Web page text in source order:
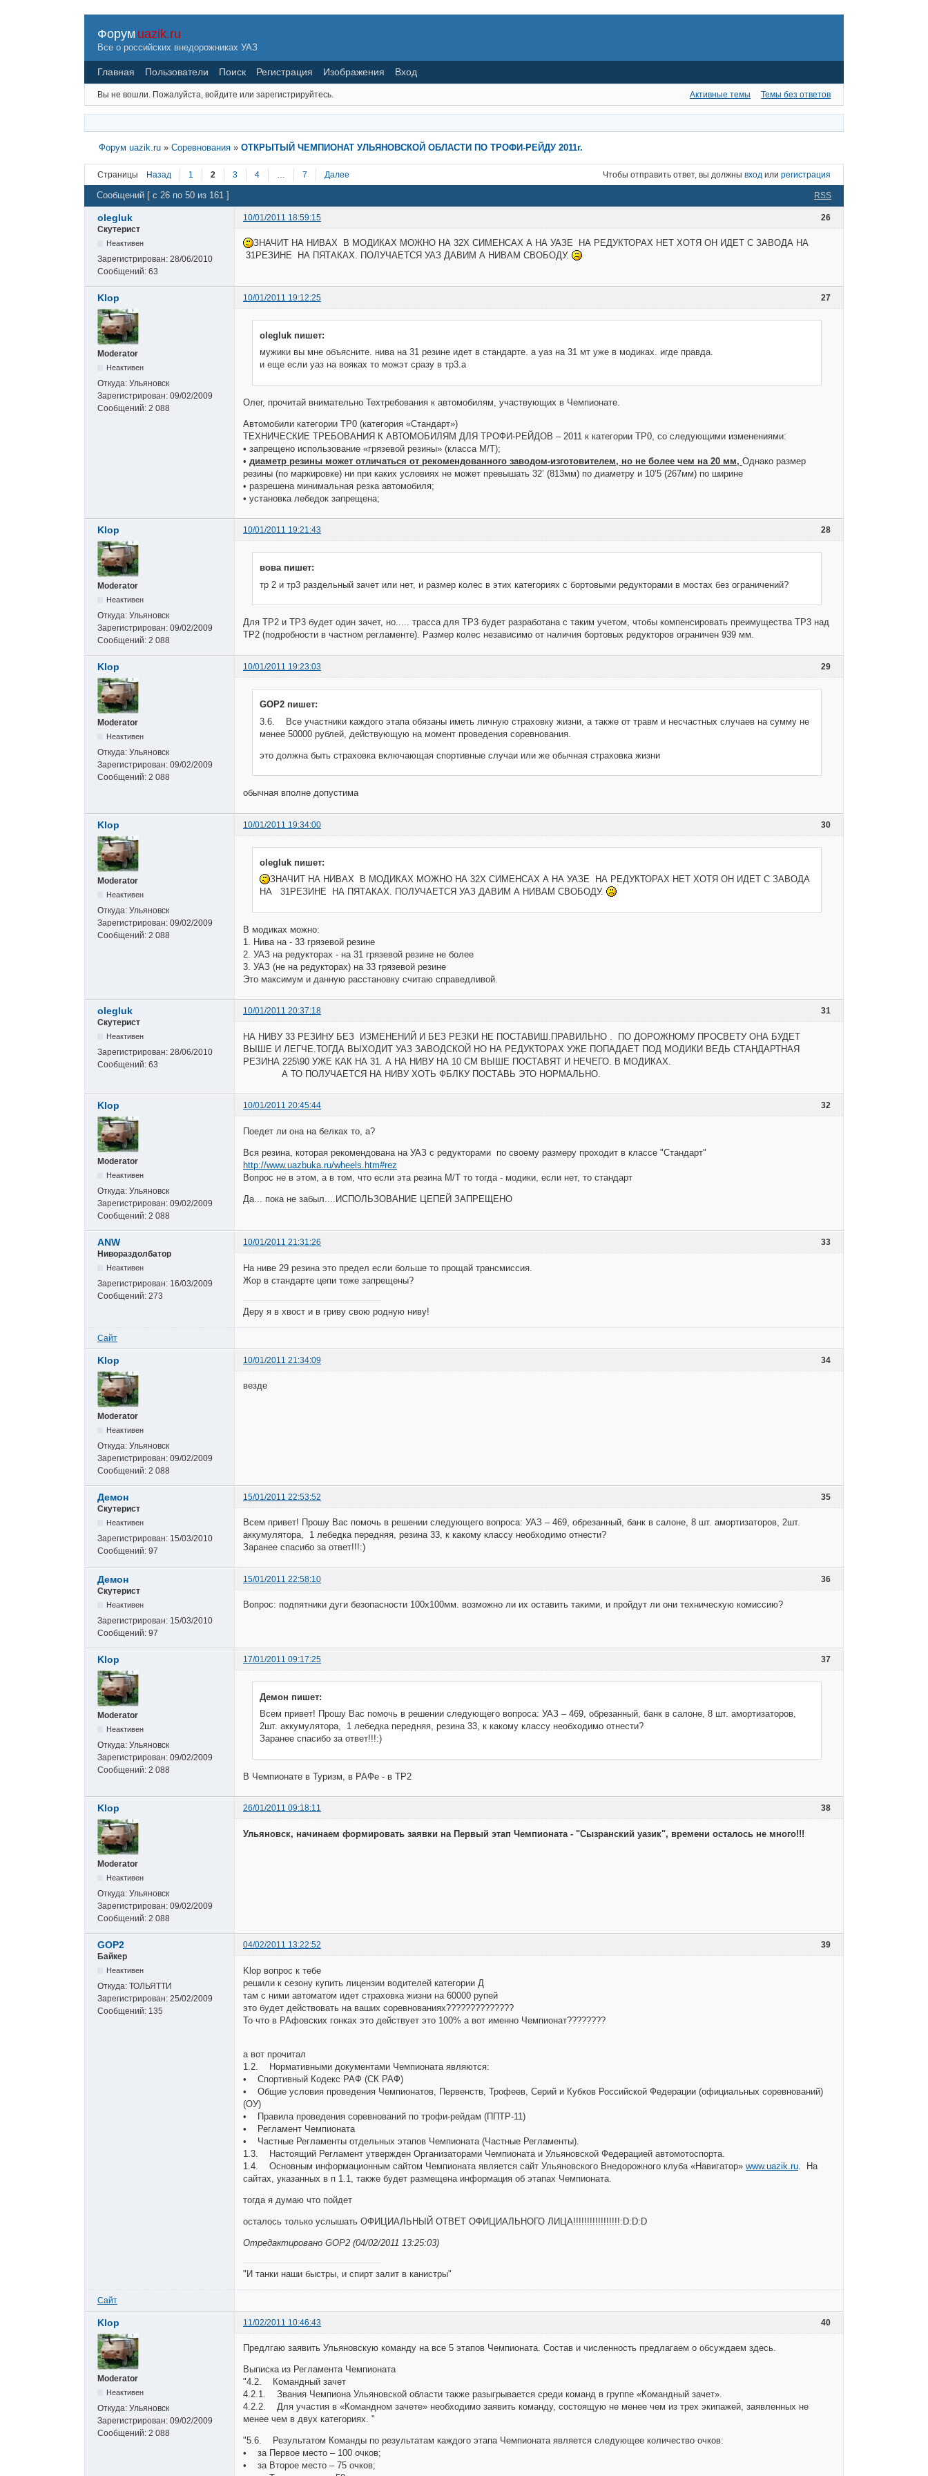
Форум uazik.ru
Все о российских внедорожниках УАЗ
Главная Пользователи Поиск Регистрация Изображения Вход
Вы не вошли. Пожалуйста, войдите или зарегистрируйтесь. Активные темы Темы без ответов
Форум uazik.ru » Соревнования » ОТКРЫТЫЙ ЧЕМПИОНАТ УЛЬЯНОВСКОЙ ОБЛАСТИ ПО ТРОФИ-РЕЙДУ 2011г.
Страницы Назад 1 2 3 4 7 Далее Чтобы отправить ответ, вы должны вход или регистрация
RSS
Сообщений [ с 26 по 50 из 161 ]
26
olegluk
10/01/2011 18:59:15
Скутерист
Неактивен
Зарегистрирован: 28/06/2010
Сообщений: 63
ЗНАЧИТ НА НИВАХ В МОДИКАХ МОЖНО НА 32Х СИМЕНСАХ А НА УАЗЕ НА РЕДУКТОРАХ НЕТ ХОТЯ ОН ИДЕТ С ЗАВОДА НА
31РЕЗИНЕ НА ПЯТАКАХ. ПОЛУЧАЕТСЯ УАЗ ДАВИМ А НИВАМ СВОБОДУ.
27
Klop 10/01/2011 19:12:25
Moderator
Неактивен
Откуда: Ульяновск
Зарегистрирован: 09/02/2009
Сообщений: 2 088
olegluk пишет:
мужики вы мне объясните. нива на 31 резине идет в стандарте. а уаз на 31 мт уже в модиках. игде правда.
и еще если уаз на вояках то можэт сразу в тр3.а
Олег, прочитай внимательно Техтребования к автомобилям, участвующих в Чемпионате.
Автомобили категории ТР0 (категория «Стандарт»)
ТЕХНИЧЕСКИЕ ТРЕБОВАНИЯ К АВТОМОБИЛЯМ ДЛЯ ТРОФИ-РЕЙДОВ – 2011 к категории ТР0, со следующими изменениями:
• запрещено использование «грязевой резины» (класса М/Т);
• диаметр резины может отличаться от рекомендованного заводом-изготовителем, но не более чем на 20 мм, Однако размер
резины (по маркировке) ни при каких условиях не может превышать 32’ (813мм) по диаметру и 10’5 (267мм) по ширине
• разрешена минимальная резка автомобиля;
• установка лебедок запрещена;
28
Klop 10/01/2011 19:21:43
Moderator
Неактивен
Откуда: Ульяновск
Зарегистрирован: 09/02/2009
Сообщений: 2 088
вова пишет:
тр 2 и тр3 раздельный зачет или нет, и размер колес в этих категориях с бортовыми редукторами в мостах без ограничений?
Для ТР2 и ТР3 будет один зачет, но..... трасса для ТР3 будет разработана с таким учетом, чтобы компенсировать преимущества ТР3 над
ТР2 (подробности в частном регламенте). Размер колес независимо от наличия бортовых редукторов ограничен 939 мм.
29
Klop 10/01/2011 19:23:03
Moderator
Неактивен
Откуда: Ульяновск
Зарегистрирован: 09/02/2009
Сообщений: 2 088
GOP2 пишет:
3.6. Все участники каждого этапа обязаны иметь личную страховку жизни, а также от травм и несчастных случаев на сумму не
менее 50000 рублей, действующую на момент проведения соревнования.
это должна быть страховка включающая спортивные случаи или же обычная страховка жизни
обычная вполне допустима
30
Klop 10/01/2011 19:34:00
Moderator
Неактивен
Откуда: Ульяновск
Зарегистрирован: 09/02/2009
Сообщений: 2 088
olegluk пишет:
ЗНАЧИТ НА НИВАХ В МОДИКАХ МОЖНО НА 32Х СИМЕНСАХ А НА УАЗЕ НА РЕДУКТОРАХ НЕТ ХОТЯ ОН ИДЕТ С ЗАВОДА
НА 31РЕЗИНЕ НА ПЯТАКАХ. ПОЛУЧАЕТСЯ УАЗ ДАВИМ А НИВАМ СВОБОДУ.
В модиках можно:
1. Нива на - 33 грязевой резине
2. УАЗ на редукторах - на 31 грязевой резине не более
3. УАЗ (не на редукторах) на 33 грязевой резине
Это максимум и данную расстановку считаю справедливой.
31
olegluk
10/01/2011 20:37:18
Скутерист
Неактивен
Зарегистрирован: 28/06/2010
Сообщений: 63
НА НИВУ 33 РЕЗИНУ БЕЗ ИЗМЕНЕНИЙ И БЕЗ РЕЗКИ НЕ ПОСТАВИШ.ПРАВИЛЬНО . ПО ДОРОЖНОМУ ПРОСВЕТУ ОНА БУДЕТ
ВЫШЕ И ЛЕГЧЕ.ТОГДА ВЫХОДИТ УАЗ ЗАВОДСКОЙ НО НА РЕДУКТОРАХ УЖЕ ПОПАДАЕТ ПОД МОДИКИ ВЕДЬ СТАНДАРТНАЯ
РЕЗИНА 225\90 УЖЕ КАК НА 31. А НА НИВУ НА 10 СМ ВЫШЕ ПОСТАВЯТ И НЕЧЕГО. В МОДИКАХ.
А ТО ПОЛУЧАЕТСЯ НА НИВУ ХОТЬ ФБЛКУ ПОСТАВЬ ЭТО НОРМАЛЬНО.
32
Klop 10/01/2011 20:45:44
Moderator
Неактивен
Откуда: Ульяновск
Зарегистрирован: 09/02/2009
Сообщений: 2 088
Поедет ли она на белках то, а?
Вся резина, которая рекомендована на УАЗ с редукторами по своему размеру проходит в классе "Стандарт"
http://www.uazbuka.ru/wheels.htm#rez
Вопрос не в этом, а в том, что если эта резина М/Т то тогда - модики, если нет, то стандарт
Да... пока не забыл....ИСПОЛЬЗОВАНИЕ ЦЕПЕЙ ЗАПРЕЩЕНО
33
ANW
10/01/2011 21:31:26
Нивораздолбатор
Неактивен
Зарегистрирован: 16/03/2009
Сообщений: 273
На ниве 29 резина это предел если больше то прощай трансмиссия.
Жор в стандарте цепи тоже запрещены?
Деру я в хвост и в гриву свою родную ниву!
Сайт
34
Klop 10/01/2011 21:34:09
Moderator
Неактивен
Откуда: Ульяновск
Зарегистрирован: 09/02/2009
Сообщений: 2 088
везде
35
Демон
15/01/2011 22:53:52
Скутерист
Неактивен
Зарегистрирован: 15/03/2010
Сообщений: 97
Всем привет! Прошу Вас помочь в решении следующего вопроса: УАЗ – 469, обрезанный, банк в салоне, 8 шт. амортизаторов, 2шт.
аккумулятора, 1 лебедка передняя, резина 33, к какому классу необходимо отнести?
Заранее спасибо за ответ!!!:)
36
Демон
15/01/2011 22:58:10
Скутерист
Неактивен
Зарегистрирован: 15/03/2010
Сообщений: 97
Вопрос: подпятники дуги безопасности 100х100мм. возможно ли их оставить такими, и пройдут ли они техническую комиссию?
37
Klop 17/01/2011 09:17:25
Moderator
Неактивен
Откуда: Ульяновск
Зарегистрирован: 09/02/2009
Сообщений: 2 088
Демон пишет:
Всем привет! Прошу Вас помочь в решении следующего вопроса: УАЗ – 469, обрезанный, банк в салоне, 8 шт. амортизаторов,
2шт. аккумулятора, 1 лебедка передняя, резина 33, к какому классу необходимо отнести?
Заранее спасибо за ответ!!!:)
В Чемпионате в Туризм, в РАФе - в ТР2
38
Klop 26/01/2011 09:18:11
Moderator
Неактивен
Откуда: Ульяновск
Зарегистрирован: 09/02/2009
Сообщений: 2 088
Ульяновск, начинаем формировать заявки на Первый этап Чемпионата - "Сызранский уазик", времени осталось не много!!!
39
GOP2
04/02/2011 13:22:52
Байкер
Неактивен
Откуда: ТОЛЬЯТТИ
Зарегистрирован: 25/02/2009
Сообщений: 135
Klop вопрос к тебе
решили к сезону купить лицензии водителей категории Д
там с ними автоматом идет страховка жизни на 60000 рупей
это будет действовать на ваших соревнованиях??????????????
То что в РАфовских гонках это действует это 100% а вот именно Чемпионат????????
а вот прочитал
1.2. Нормативными документами Чемпионата являются:
• Спортивный Кодекс РАФ (СК РАФ)
• Общие условия проведения Чемпионатов, Первенств, Трофеев, Серий и Кубков Российской Федерации (официальных соревнований)
(ОУ)
• Правила проведения соревнований по трофи-рейдам (ППТР-11)
• Регламент Чемпионата
• Частные Регламенты отдельных этапов Чемпионата (Частные Регламенты).
1.3. Настоящий Регламент утвержден Организаторами Чемпионата и Ульяновской Федерацией автомотоспорта.
1.4. Основным информационным cайтом Чемпионата является сайт Ульяновского Внедорожного клуба «Навигатор» www.uazik.ru . На
сайтах, указанных в п 1.1, также будет размещена информация об этапах Чемпионата.
тогда я думаю что пойдет
осталось только услышать ОФИЦИАЛЬНЫЙ ОТВЕТ ОФИЦИАЛЬНОГО ЛИЦА!!!!!!!!!!!!!!!!!:D:D:D
Отредактировано GOP2 (04/02/2011 13:25:03)
"И танки наши быстры, и спирт залит в канистры"
Сайт
40
Klop 11/02/2011 10:46:43
Moderator
Неактивен
Откуда: Ульяновск
Зарегистрирован: 09/02/2009
Сообщений: 2 088
Предлгаю заявить Ульяновскую команду на все 5 этапов Чемпионата. Состав и численность предлагаем о обсуждаем здесь.
Выписка из Регламента Чемпионата
"4.2. Командный зачет
4.2.1. Звания Чемпиона Ульяновской области также разыгрывается среди команд в группе «Командный зачет».
4.2.2. Для участия в «Командном зачете» необходимо заявить команду, состоящую не менее чем из трех экипажей, заявленных не
менее чем в двух категориях. "
"5.6. Результатом Команды по результатам каждого этапа Чемпионата является следующее количество очков:
• за Первое место – 100 очков;
• за Второе место – 75 очков;